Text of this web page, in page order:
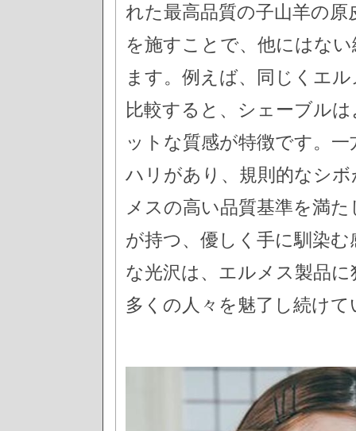
れた最高品質の子山羊の
を施すことで、他にはな
ます。例えば、同じくエ
比較すると、シェーブル
ットな質感が特徴です。
ハリがあり、規則的なシ
メスの高い品質基準を満
が持つ、優しく手に馴染
な光沢は、エルメス製品
多くの人々を魅了し続け